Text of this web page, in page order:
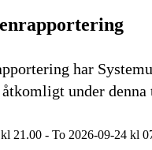
har
under denna
21.00 - To 2026-09-24 kl